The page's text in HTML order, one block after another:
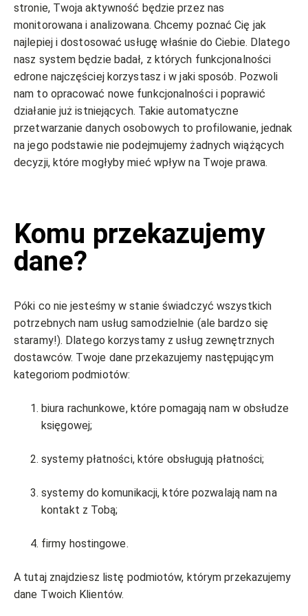
stronie, Twoja aktywność będzie przez nas
monitorowana i analizowana. Chcemy poznać Cię jak
najlepiej i dostosować usługę właśnie do Ciebie. Dlatego
nasz system będzie badał, z których funkcjonalności
edrone najczęściej korzystasz i w jaki sposób. Pozwoli
nam to opracować nowe funkcjonalności i poprawić
działanie już istniejących. Takie automatyczne
przetwarzanie danych osobowych to profilowanie, jednak
na jego podstawie nie podejmujemy żadnych wiążących
decyzji, które mogłyby mieć wpływ na Twoje prawa.
Komu przekazujemy
dane?
Póki co nie jesteśmy w stanie świadczyć wszystkich
potrzebnych nam usług samodzielnie (ale bardzo się
staramy!). Dlatego korzystamy z usług zewnętrznych
dostawców. Twoje dane przekazujemy następującym
kategoriom podmiotów:
biura rachunkowe, które pomagają nam w obsłudze
księgowej;
systemy płatności, które obsługują płatności;
systemy do komunikacji, które pozwalają nam na
kontakt z Tobą;
firmy hostingowe.
A tutaj znajdziesz listę podmiotów, którym przekazujemy
dane Twoich Klientów.